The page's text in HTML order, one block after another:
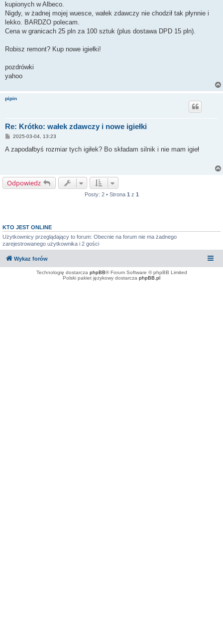
kupionych w Albeco.
Nigdy, w żadnej mojej wuesce, wałek zdawczy nie chodził tak płynnie i
lekko. BARDZO polecam.
Cena w granicach 25 pln za 100 sztuk (plus dostawa DPD 15 pln).
Robisz remont? Kup nowe igiełki!
pozdrówki
yahoo
pipin
Re: Krótko: wałek zdawczy i nowe igiełki
P
s
2025-03-04, 13:23
A zapodałbyś rozmiar tych igiłek? Bo składam silnik i nie mam igieł
Odpowiedz
Posty: 2 • Strona 1 z 1
KTO JEST ONLINE
Użytkownicy przeglądający to forum: Obecnie na forum nie ma żadnego
zarejestrowanego użytkownika i 2 gości
Wykaz forów
Technologię dostarcza phpBB® Forum Software © phpBB Limited
Polski pakiet językowy dostarcza phpBB.pl